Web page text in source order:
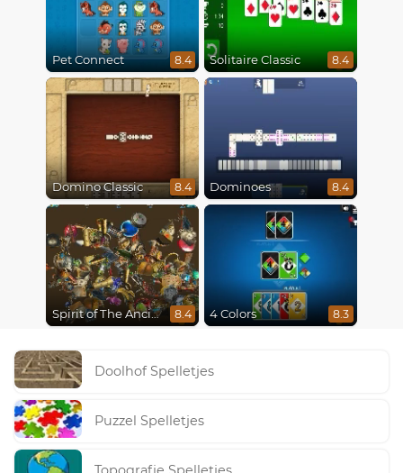
Pet Connect 8.4 Solitaire Classic 8.4
Domino Classic 8.4 Dominoes 8.4
Spirit of The Ancient Forest 8.4 4 Colors 8.3
Doolhof Spelletjes
Puzzel Spelletjes